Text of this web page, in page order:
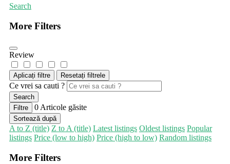
Search
More Filters
Review
Aplicați filtre Resetați filtrele
Ce vrei sa cauti ?
Search
Filtre
0 Articole găsite
Sortează după
A to Z (title) Z to A (title) Latest listings Oldest listings Popular
listings Price (low to high) Price (high to low) Random listings
More Filters